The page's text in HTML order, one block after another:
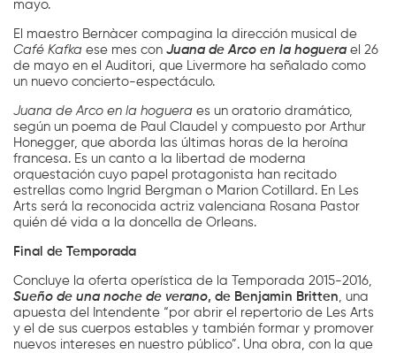
mayo.
El maestro Bernàcer compagina la dirección musical de
Café Kafka ese mes conJuana de Arco en la hoguera el 26
de mayo en el Auditori, que Livermore ha señalado como
un nuevo concierto-espectáculo.
Juana de Arco en la hoguera es un oratorio dramático,
según un poema de Paul Claudel y compuesto por Arthur
Honegger, que aborda las últimas horas de la heroína
francesa. Es un canto a la libertad de moderna
orquestación cuyo papel protagonista han recitado
estrellas como Ingrid Bergman o Marion Cotillard. En Les
Arts será la reconocida actriz valenciana Rosana Pastor
quién dé vida a la doncella de Orleans.
Final de Temporada
Concluye la oferta operística de la Temporada 2015-2016,
Sueño de una noche de verano, de Benjamin Britten, una
apuesta del Intendente “por abrir el repertorio de Les Arts
y el de sus cuerpos estables y también formar y promover
nuevos intereses en nuestro público”. Una obra, con la que